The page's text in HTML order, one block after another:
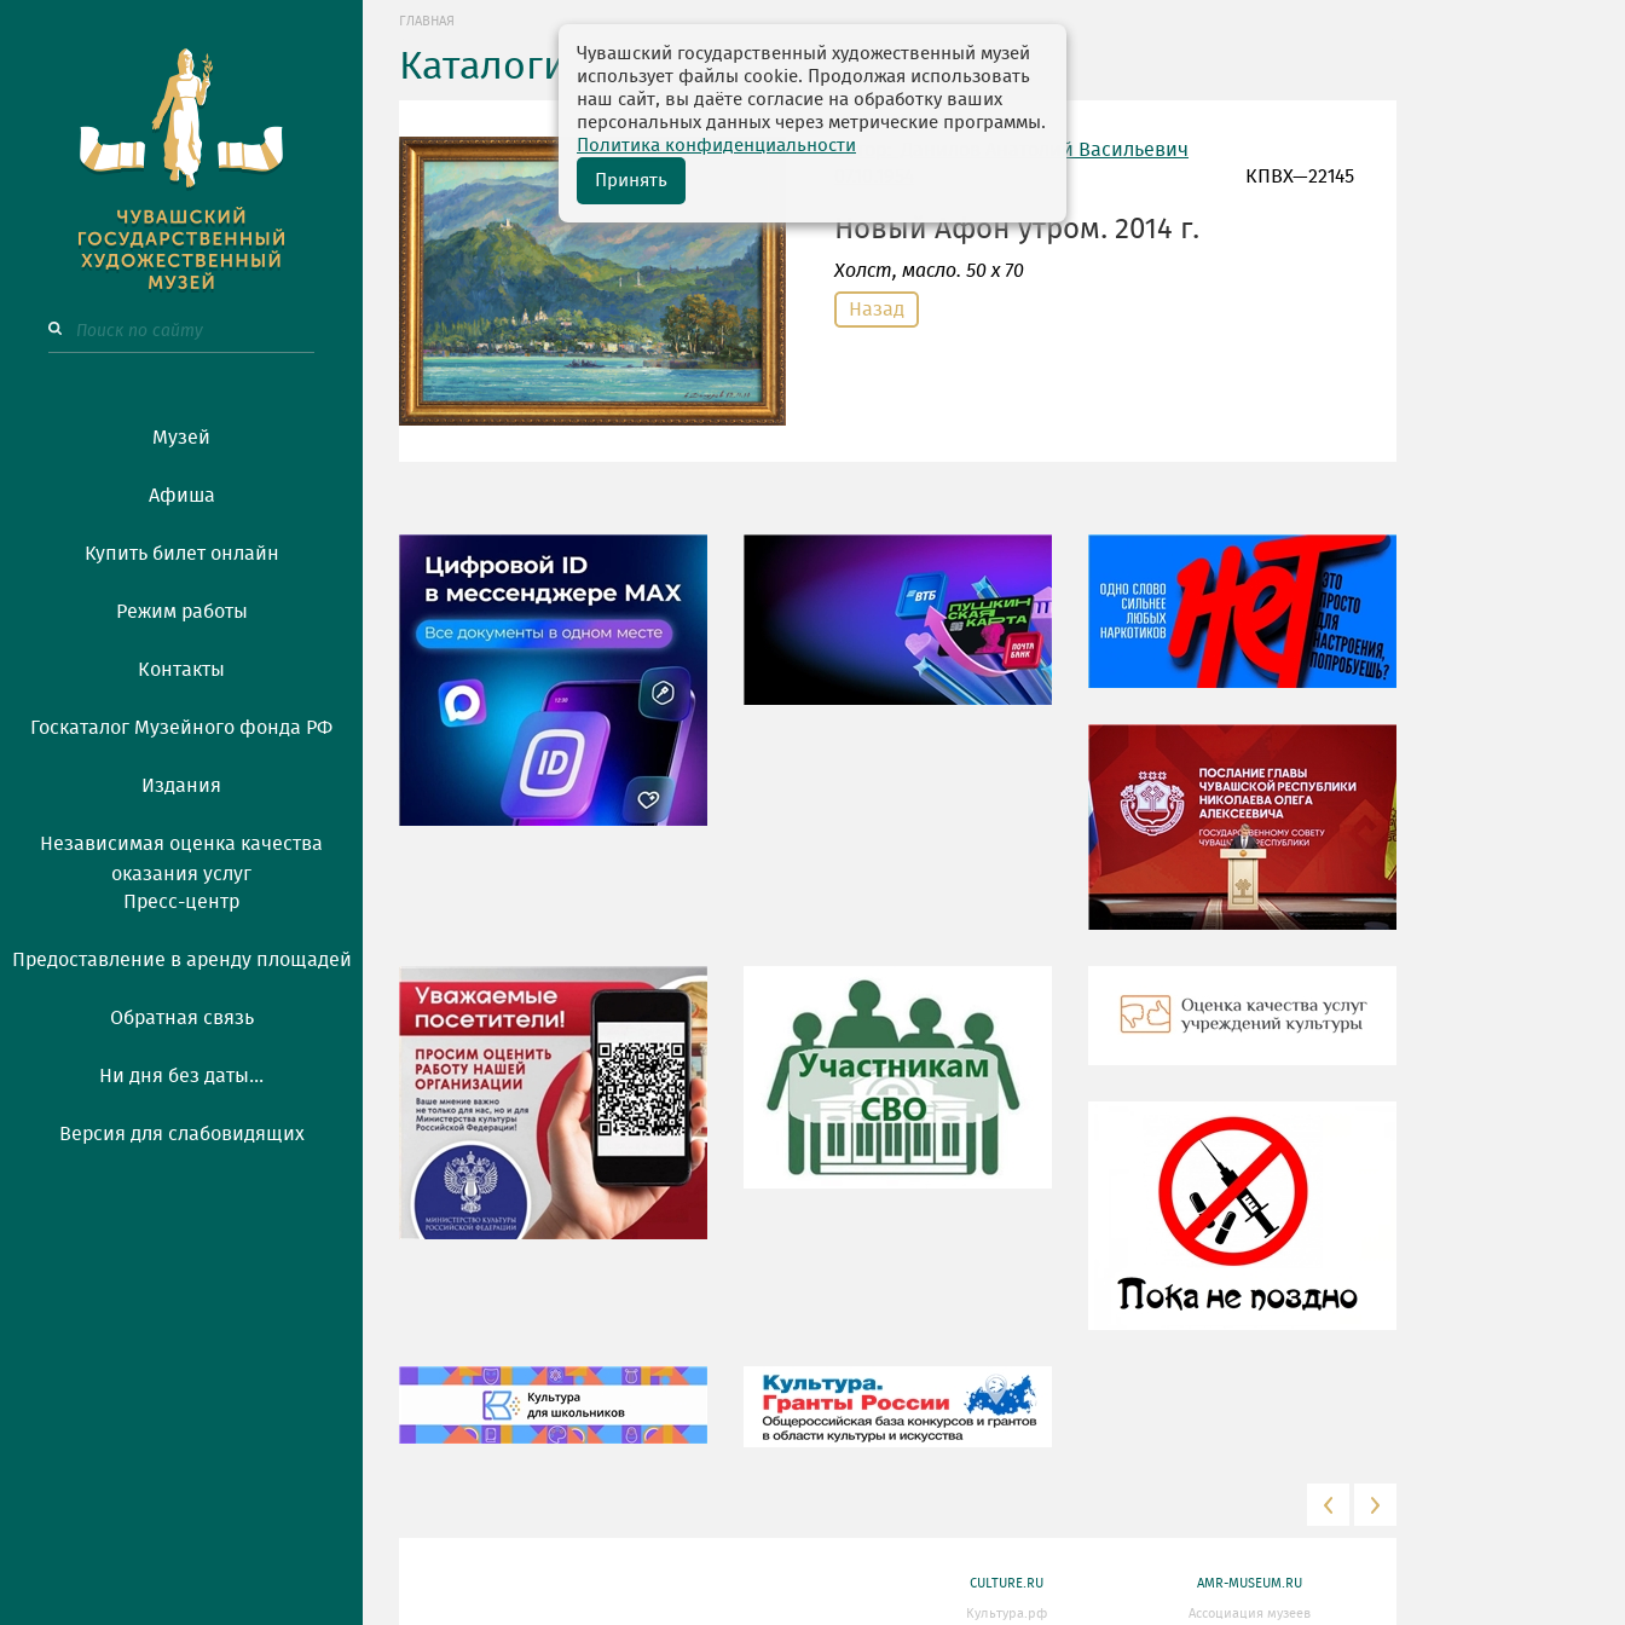
Музей
Афиша
Купить билет онлайн
Режим работы
Контакты
Госкаталог Музейного фонда РФ
Издания
Независимая оценка качества
оказания услуг
Пресс-центр
Предоставление в аренду площадей
Обратная связь
Ни дня без даты...
Версия для слабовидящих
ГЛАВНАЯ
Каталоги выставок
автор: Данилов Анатолий Васильевич
КПВХ—22145
Новый Афон утром. 2014 г.
Холст, масло. 50 х 70
Назад
НИ ДНЯ БЕЗ ДАТЫ...
08 августа
ВСЕМИРНЫЙ ДЕНЬ
КОШЕК
CULTURE.RU
Культура.рф
AMR-MUSEUM.RU
Ассоциация музеев
Чувашский государственный художественный музей
использует файлы cookie. Продолжая использовать
наш сайт, вы даёте согласие на обработку ваших
персональных данных через метрические программы.
Политика конфиденциальности
Принять